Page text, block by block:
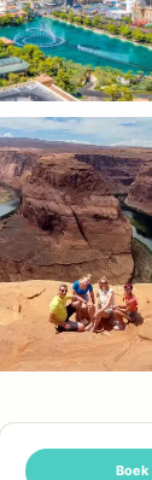
Boek